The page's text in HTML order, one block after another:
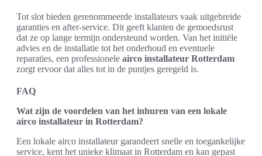
Tot slot bieden gerenommeerde installateurs vaak uitgebreide
garanties en after-service. Dit geeft klanten de gemoedsrust
dat ze op lange termijn ondersteund worden. Van het initiële
advies en de installatie tot het onderhoud en eventuele
reparaties, een professionele airco installateur Rotterdam
zorgt ervoor dat alles tot in de puntjes geregeld is.
FAQ
Wat zijn de voordelen van het inhuren van een lokale
airco installateur in Rotterdam?
Een lokale airco installateur garandeert snelle en toegankelijke
service, kent het unieke klimaat in Rotterdam en kan gepast